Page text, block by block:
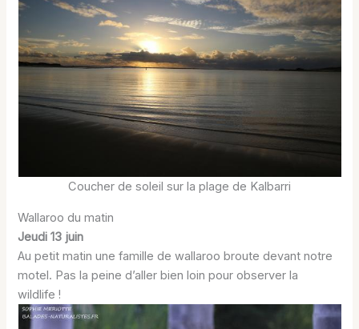
Coucher de soleil sur la plage de Kalbarri
Wallaroo du matin
Jeudi 13 juin
Au petit matin une famille de wallaroo broute devant notre
motel. Pas la peine d’aller bien loin pour observer la
wildlife !